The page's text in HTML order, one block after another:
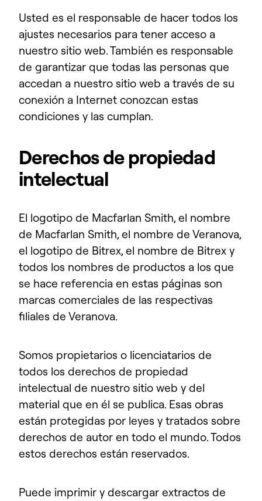
Usted es el responsable de hacer todos los
ajustes necesarios para tener acceso a
nuestro sitio web. También es responsable
de garantizar que todas las personas que
accedan a nuestro sitio web a través de su
conexión a Internet conozcan estas
condiciones y las cumplan.
Derechos de propiedad
intelectual
El logotipo de Macfarlan Smith, el nombre
de Macfarlan Smith, el nombre de Veranova,
el logotipo de Bitrex, el nombre de Bitrex y
todos los nombres de productos a los que
se hace referencia en estas páginas son
marcas comerciales de las respectivas
filiales de Veranova.
Somos propietarios o licenciatarios de
todos los derechos de propiedad
intelectual de nuestro sitio web y del
material que en él se publica. Esas obras
están protegidas por leyes y tratados sobre
derechos de autor en todo el mundo. Todos
estos derechos están reservados.
Puede imprimir y descargar extractos de